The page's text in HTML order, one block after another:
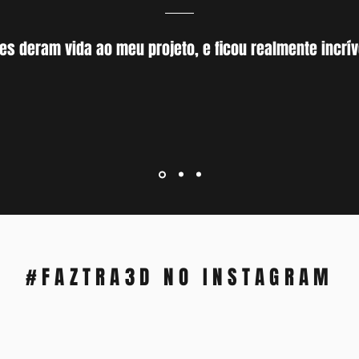
deram vida ao meu projeto, e ficou realmente
#FAZTRA3D NO INSTAGRAM